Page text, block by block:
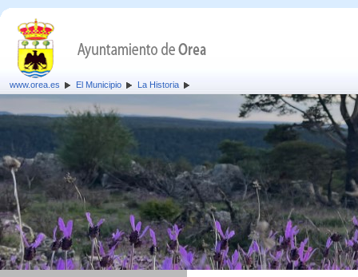
www.orea.es El Municipio La Historia